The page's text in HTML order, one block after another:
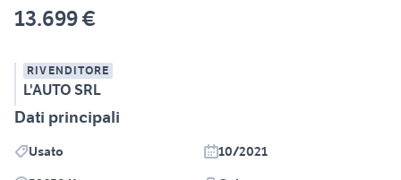
13.699 €
RIVENDITORE
L'AUTO SRL
Dati principali
Usato
10/2021